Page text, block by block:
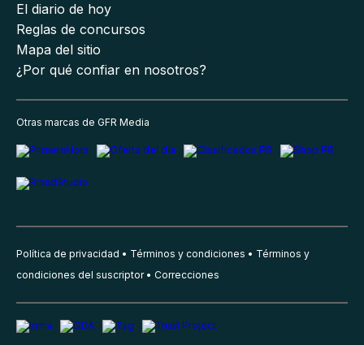
El diario de hoy
Reglas de concursos
Mapa del sitio
¿Por qué confiar en nosotros?
Otras marcas de GFR Media
Política de privacidad Términos y condiciones
Términos y
condiciones del suscriptor
Correcciones